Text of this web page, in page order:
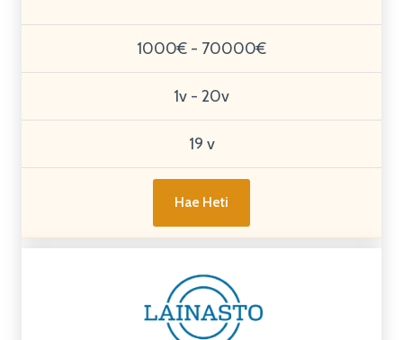
1000€ - 70000€
1v - 20v
19 v
Hae Heti